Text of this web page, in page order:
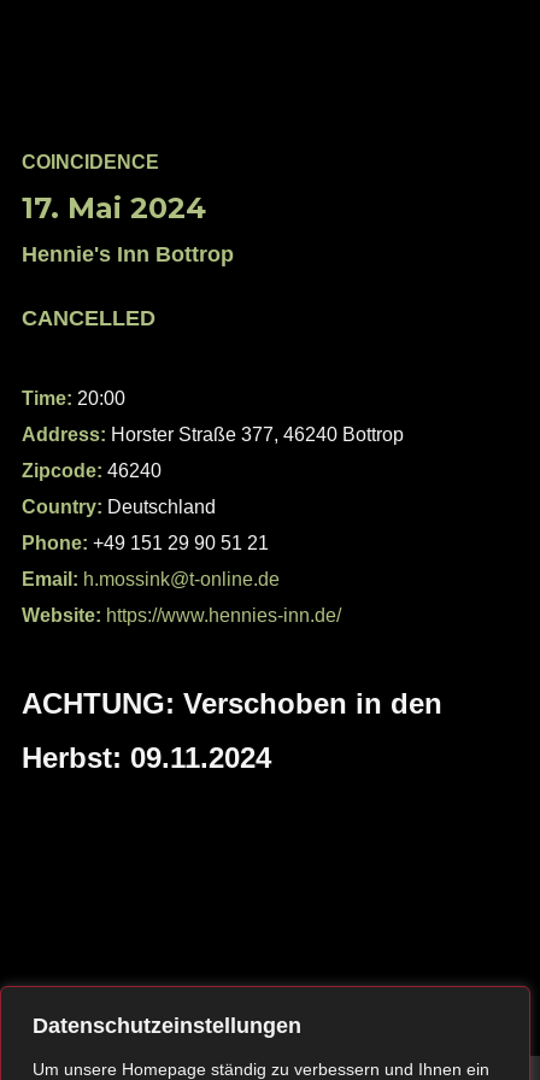
Datenschutzeinstellungen
Um unsere Homepage ständig zu verbessern und Ihnen ein
COINCIDENCE
17. Mai 2024
Hennie's Inn Bottrop
CANCELLED
Time: 20:00
Address: Horster Straße 377, 46240 Bottrop
Zipcode: 46240
Country: Deutschland
Phone: +49 151 29 90 51 21
Email: h.mossink@t-online.de
Website: https://www.hennies-inn.de/
ACHTUNG: Verschoben in den
Herbst: 09.11.2024